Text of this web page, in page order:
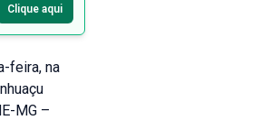
Clique aqui
feira, na
MG –